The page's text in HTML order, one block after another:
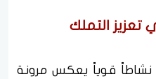
تعزيز التملك
قوياً يعكس مرونة